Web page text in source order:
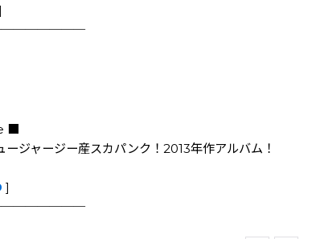
■
ジャージー産スカパンク！2013年作アルバム！
]